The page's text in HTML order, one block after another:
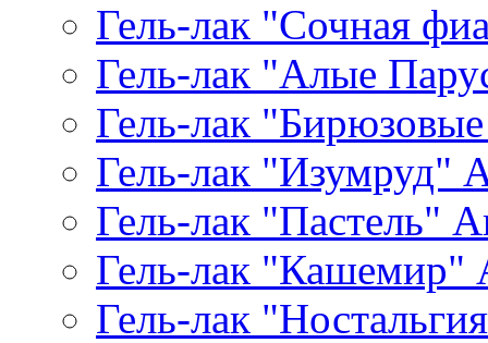
Гель-лак "Сочная
Гель-лак "Алые
Гель-лак
Гель-лак "Изумруд"
Гель-лак "Пастель"
Гель-лак "Кашемир"
Гель-лак